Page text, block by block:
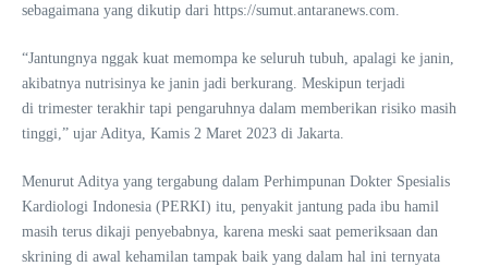
sebagaimana yang dikutip dari https://sumut.antaranews.com.
“Jantungnya nggak kuat memompa ke seluruh tubuh, apalagi ke janin,
akibatnya nutrisinya ke janin jadi berkurang. Meskipun terjadi
di trimester terakhir tapi pengaruhnya dalam memberikan risiko masih
tinggi,” ujar Aditya, Kamis 2 Maret 2023 di Jakarta.
Menurut Aditya yang tergabung dalam Perhimpunan Dokter Spesialis
Kardiologi Indonesia (PERKI) itu, penyakit jantung pada ibu hamil
masih terus dikaji penyebabnya, karena meski saat pemeriksaan dan
skrining di awal kehamilan tampak baik yang dalam hal ini ternyata